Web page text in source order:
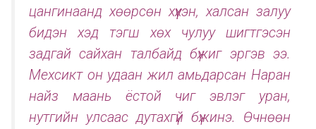
цангинаанд хөөрсөн хүүхэн, халсан залуу
бидэн хэд тэгш хөх чулуу шигтгэсэн
задгай сайхан талбайд бүжиг эргэв ээ.
Мехсикт он удаан жил амьдарсан Наран
найз маань ёстой чиг эвлэг уран,
нутгийн улсаас дутахгүй бүжинэ. Өчнөөн